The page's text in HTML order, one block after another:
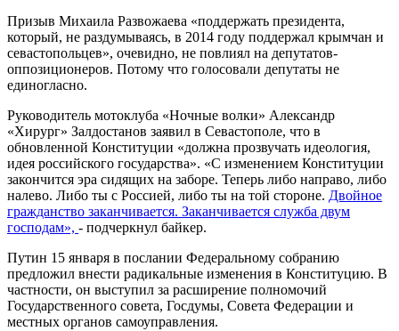
Призыв Михаила Развожаева «поддержать президента,
который, не раздумываясь, в 2014 году поддержал крымчан и
севастопольцев», очевидно, не повлиял на депутатов-
оппозиционеров. Потому что голосовали депутаты не
единогласно.
Руководитель мотоклуба «Ночные волки» Александр
«Хирург» Залдостанов заявил в Севастополе, что в
обновленной Конституции «должна прозвучать идеология,
идея российского государства». «С изменением Конституции
закончится эра сидящих на заборе. Теперь либо направо, либо
налево. Либо ты с Россией, либо ты на той стороне. Двойное
гражданство заканчивается. Заканчивается служба двум
господам», - подчеркнул байкер.
Путин 15 января в послании Федеральному собранию
предложил внести радикальные изменения в Конституцию. В
частности, он выступил за расширение полномочий
Государственного совета, Госдумы, Совета Федерации и
местных органов самоуправления.